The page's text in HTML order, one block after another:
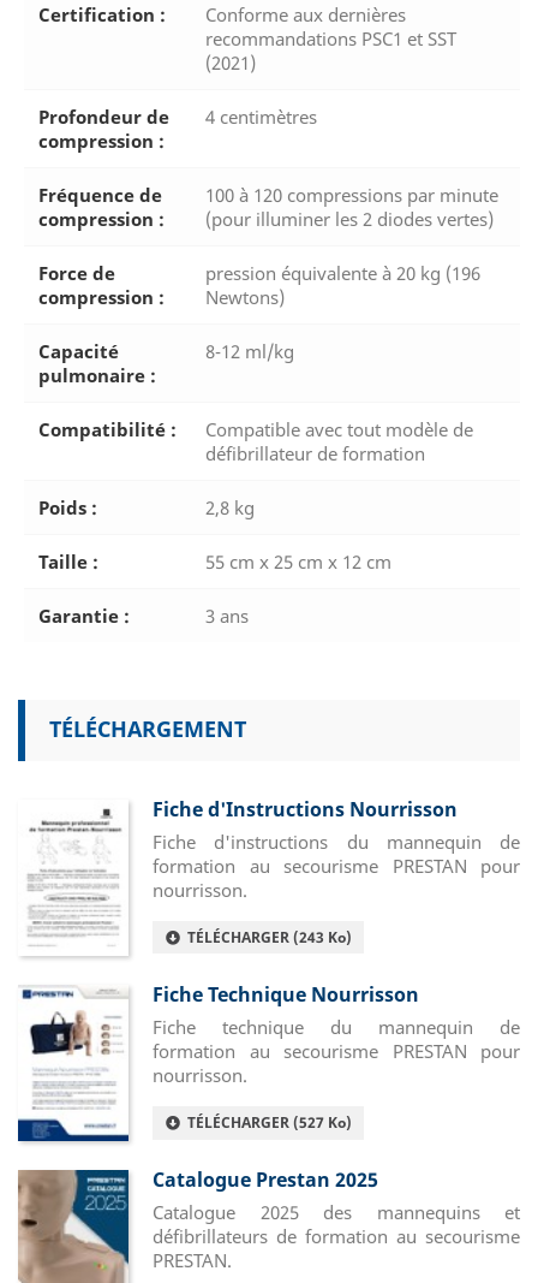
Certification :
Conforme aux dernières
recommandations PSC1 et SST
(2021)
Profondeur de
compression :
4 centimètres
Fréquence de
compression :
100 à 120 compressions par minute
(pour illuminer les 2 diodes vertes)
Force de
compression :
pression équivalente à 20 kg (196
Newtons)
Capacité
pulmonaire :
8-12 ml/kg
Compatibilité :
Compatible avec tout modèle de
défibrillateur de formation
Poids : 2,8 kg
Taille : 55 cm x 25 cm x 12 cm
Garantie : 3 ans
TÉLÉCHARGEMENT
Fiche d'Instructions Nourrisson
Fiche d'instructions du mannequin de
formation au secourisme PRESTAN pour
nourrisson.
TÉLÉCHARGER (243 Ko)
Fiche Technique Nourrisson
Fiche technique du mannequin de
formation au secourisme PRESTAN pour
nourrisson.
TÉLÉCHARGER (527 Ko)
Catalogue Prestan 2025
Catalogue 2025 des mannequins et
défibrillateurs de formation au secourisme
PRESTAN.